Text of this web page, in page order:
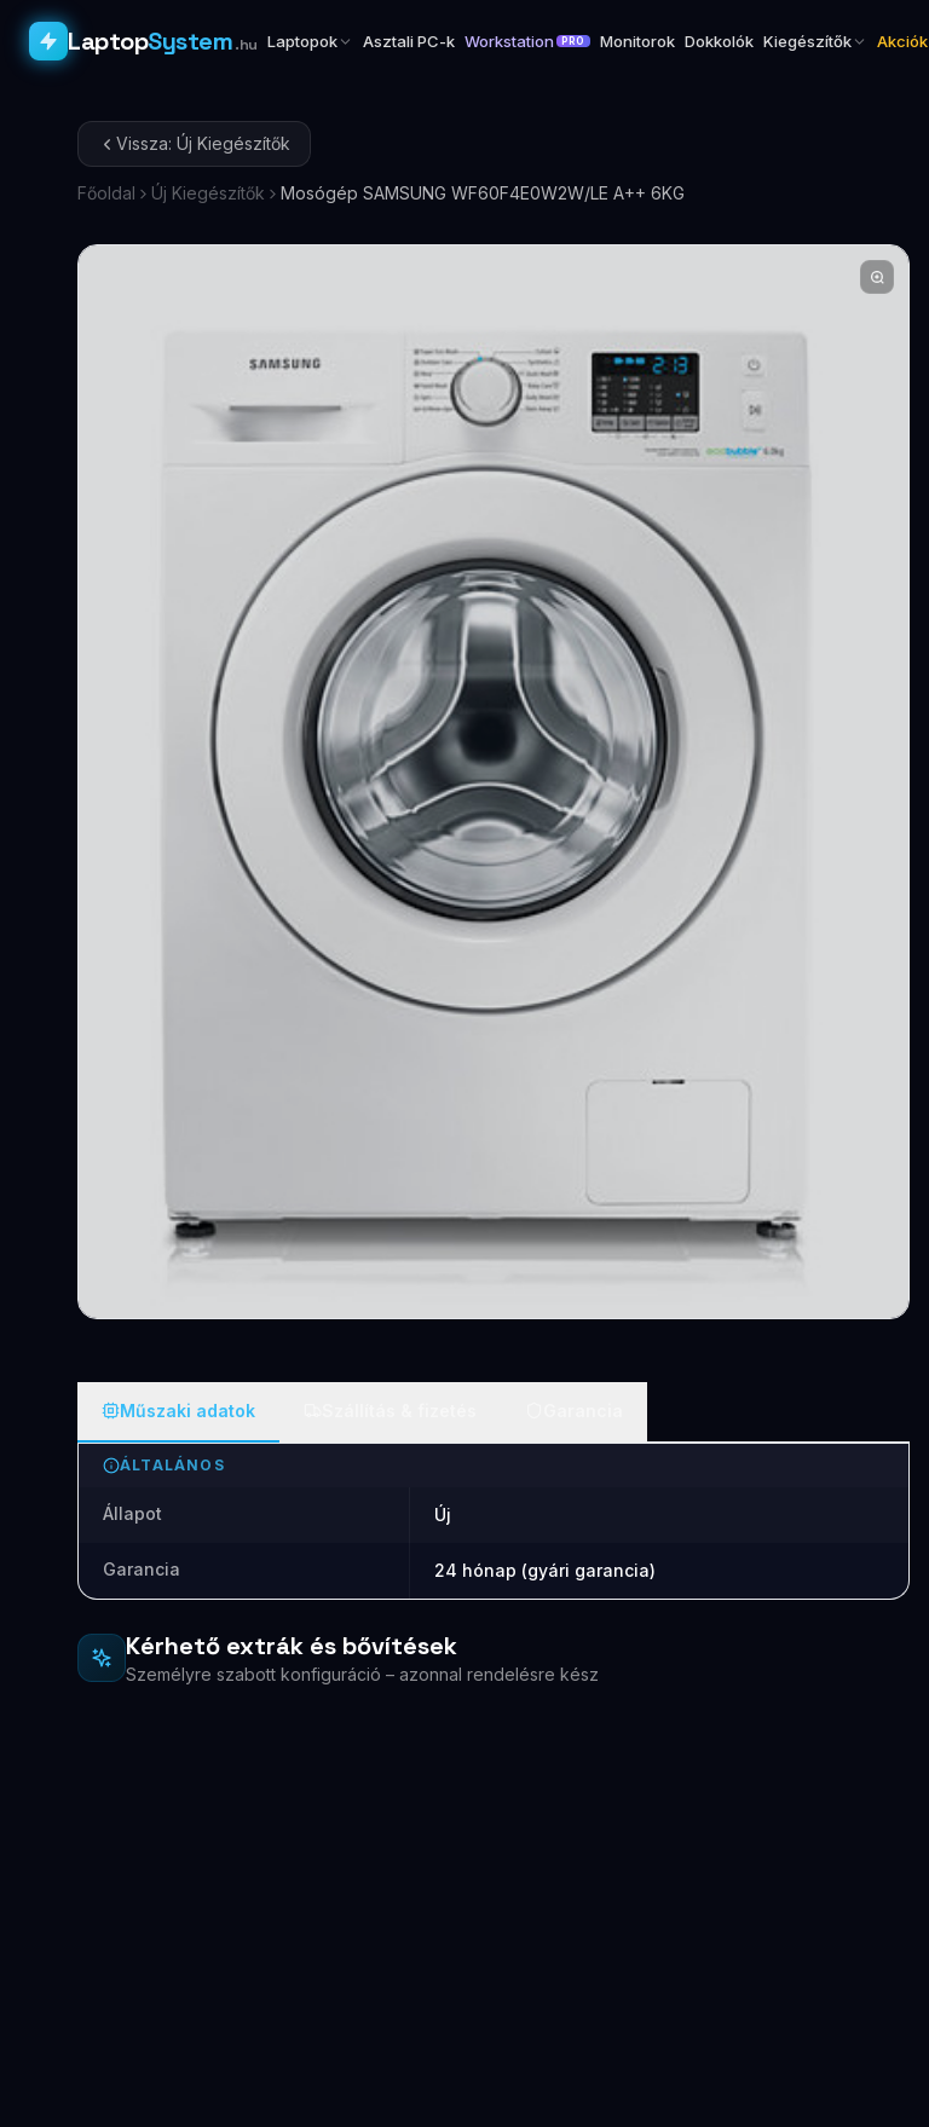
LaptopSystem.hu Laptopok Asztali PC-k Workstation PRO Monitorok Dokkolók Kiegészítők Akciók
Vissza: Új Kiegészítők
Főoldal Új Kiegészítők Mosógép SAMSUNG WF60F4E0W2W/LE A++ 6KG
Műszaki adatok
ÁLTALÁNOS
Állapot Új
Garancia 24 hónap (gyári garancia)
Kérhető extrák és bővítések
Személyre szabott konfiguráció – azonnal rendelésre kész